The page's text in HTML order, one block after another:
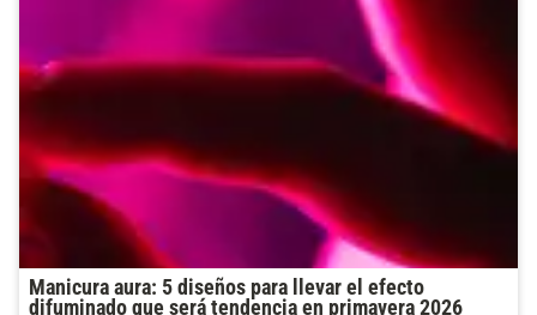
Manicura aura: 5 diseños para llevar el efecto
difuminado que será tendencia en primavera 2026